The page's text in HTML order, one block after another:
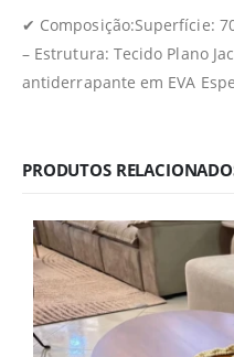
✔ Composição:Superfície:
– Estrutura: Tecido Plano
antiderrapante em EVA
PRODUTOS